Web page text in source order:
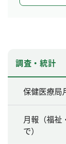
調査・統計
保健医療局
月報（福祉
で）